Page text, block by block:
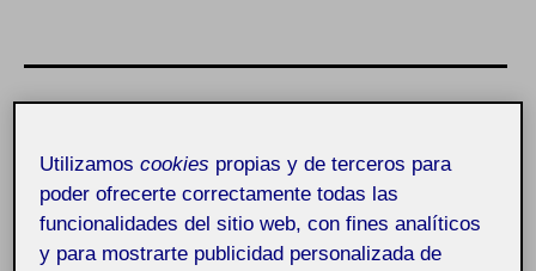
Utilizamoscookies propias y de terceros para
poder ofrecerte correctamente todas las
funcionalidades del sitio web, con fines analíticos
y para mostrarte publicidad personalizada de